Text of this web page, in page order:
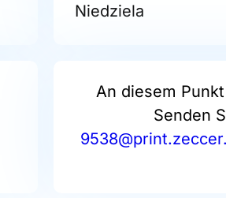
Niedziela
An diesem
Senden